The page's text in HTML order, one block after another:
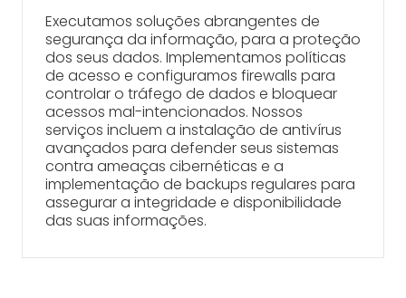
Executamos soluções abrangentes de
segurança da informação, para a proteção
dos seus dados. Implementamos políticas
de acesso e configuramos firewalls para
controlar o tráfego de dados e bloquear
acessos mal-intencionados. Nossos
serviços incluem a instalação de antivírus
avançados para defender seus sistemas
contra ameaças cibernéticas e a
implementação de backups regulares para
assegurar a integridade e disponibilidade
das suas informações.